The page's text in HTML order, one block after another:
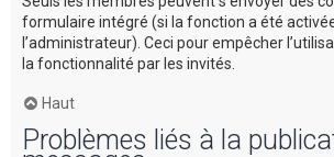
formulaire intégré (si la fonction a été
l’administrateur). Ceci pour empêcher
la fonctionnalité par les invités.
Haut
Problèmes liés à la